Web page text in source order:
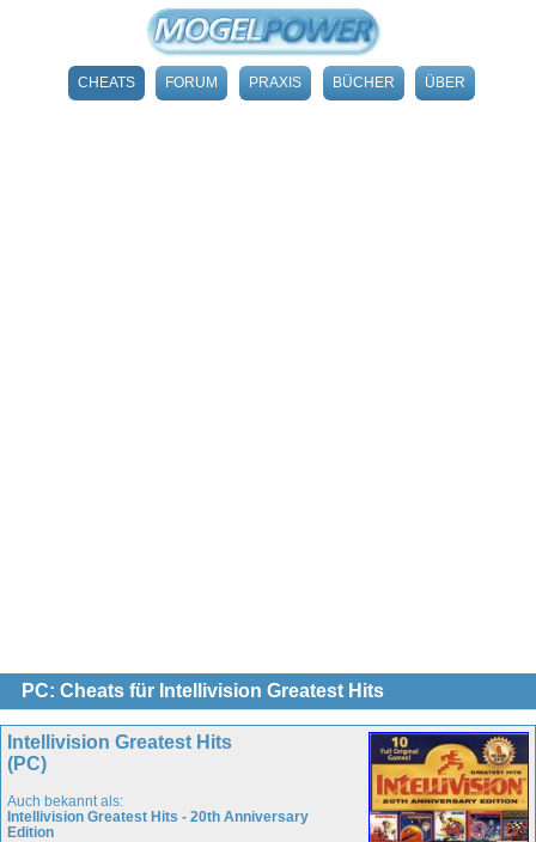
CHEATS FORUM PRAXIS BÜCHER ÜBER
PC: Cheats für Intellivision Greatest Hits
Intellivision Greatest Hits
(PC)
Auch bekannt als:
Intellivision Greatest Hits - 20th Anniversary
Edition